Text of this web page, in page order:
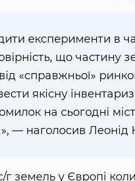
експерименти в
що частину
«справжньої»
якісну
на сьогодні
— наголосив Леонід
г земель у Європі